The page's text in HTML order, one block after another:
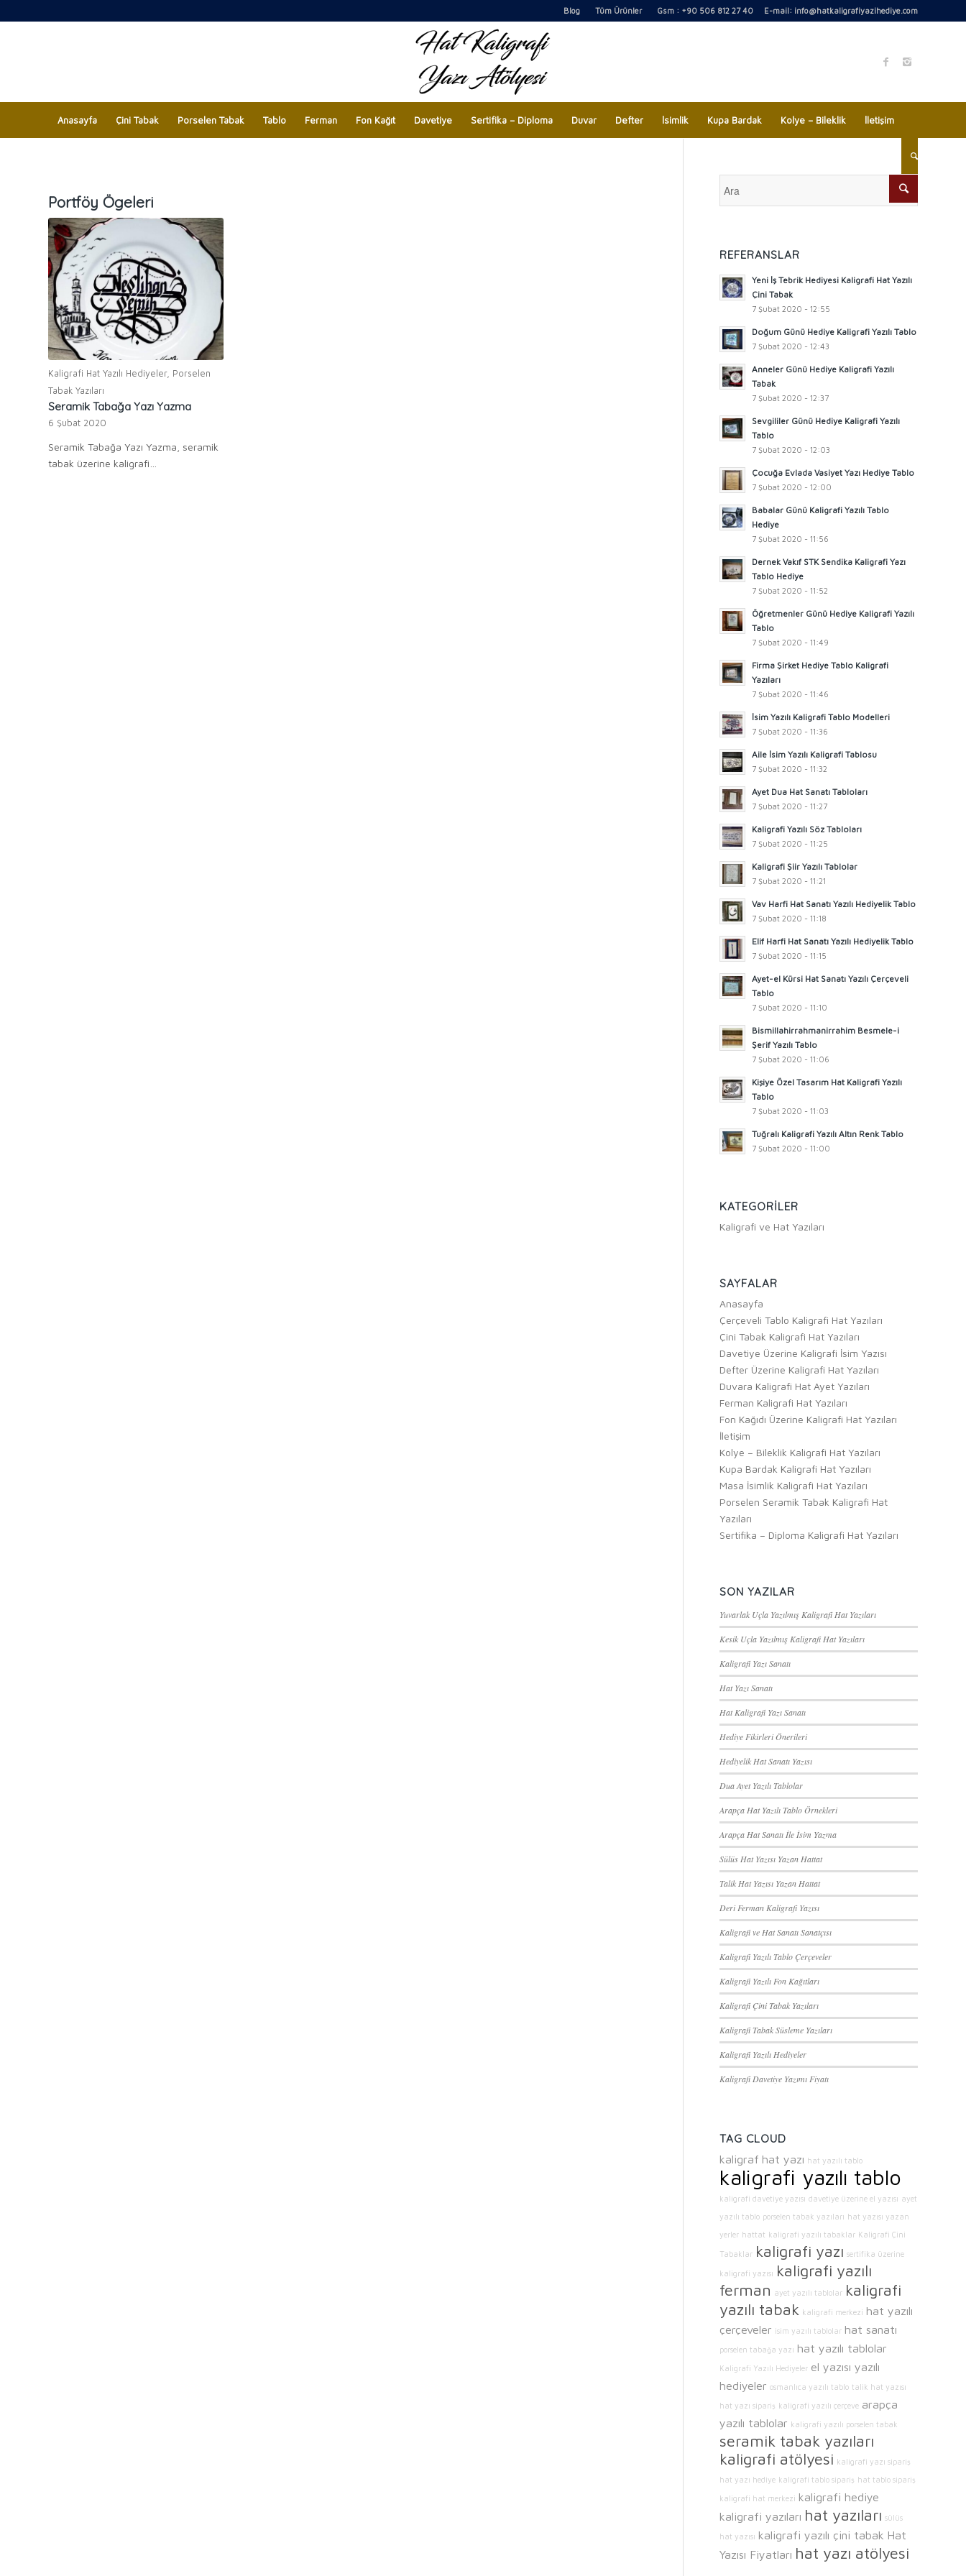
Blog Tüm ÜrünlerGsm : +90 506 812 27 40 E-mail: info@hatkaligrafiyazihediye.com
Anasayfa Çini Tabak Porselen Tabak Tablo Ferman Fon Kağıt Davetiye Sertifika – Diploma Duvar Defter İsimlik Kupa Bardak Kolye – Bileklik İletişim
Portföy Ögeleri
Kaligrafi Hat Yazılı Hediyeler, Porselen
Tabak Yazıları
Seramik Tabağa Yazı Yazma
6 Şubat 2020
Seramik Tabağa Yazı Yazma, seramik
tabak üzerine kaligrafi…
REFERANSLAR
Yeni İş Tebrik Hediyesi Kaligrafi Hat Yazılı
Çini Tabak
7 Şubat 2020 - 12:55
Doğum Günü Hediye Kaligrafi Yazılı Tablo
7 Şubat 2020 - 12:43
Anneler Günü Hediye Kaligrafi Yazılı
Tabak
7 Şubat 2020 - 12:37
Sevgililer Günü Hediye Kaligrafi Yazılı
Tablo
7 Şubat 2020 - 12:03
Çocuğa Evlada Vasiyet Yazı Hediye Tablo
7 Şubat 2020 - 12:00
Babalar Günü Kaligrafi Yazılı Tablo
Hediye
7 Şubat 2020 - 11:56
Dernek Vakıf STK Sendika Kaligrafi Yazı
Tablo Hediye
7 Şubat 2020 - 11:52
Öğretmenler Günü Hediye Kaligrafi Yazılı
Tablo
7 Şubat 2020 - 11:49
Firma Şirket Hediye Tablo Kaligrafi
Yazıları
7 Şubat 2020 - 11:46
İsim Yazılı Kaligrafi Tablo Modelleri
7 Şubat 2020 - 11:36
Aile İsim Yazılı Kaligrafi Tablosu
7 Şubat 2020 - 11:32
Ayet Dua Hat Sanatı Tabloları
7 Şubat 2020 - 11:27
Kaligrafi Yazılı Söz Tabloları
7 Şubat 2020 - 11:25
Kaligrafi Şiir Yazılı Tablolar
7 Şubat 2020 - 11:21
Vav Harfi Hat Sanatı Yazılı Hediyelik Tablo
7 Şubat 2020 - 11:18
Elif Harfi Hat Sanatı Yazılı Hediyelik Tablo
7 Şubat 2020 - 11:15
Ayet-el Kürsi Hat Sanatı Yazılı Çerçeveli
Tablo
7 Şubat 2020 - 11:10
Bismillahirrahmanirrahim Besmele-i
Şerif Yazılı Tablo
7 Şubat 2020 - 11:06
Kişiye Özel Tasarım Hat Kaligrafi Yazılı
Tablo
7 Şubat 2020 - 11:03
Tuğralı Kaligrafi Yazılı Altın Renk Tablo
7 Şubat 2020 - 11:00
KATEGORILER
Kaligrafi ve Hat Yazıları
SAYFALAR
Anasayfa
Çerçeveli Tablo Kaligrafi Hat Yazıları
Çini Tabak Kaligrafi Hat Yazıları
Davetiye Üzerine Kaligrafi İsim Yazısı
Defter Üzerine Kaligrafi Hat Yazıları
Duvara Kaligrafi Hat Ayet Yazıları
Ferman Kaligrafi Hat Yazıları
Fon Kağıdı Üzerine Kaligrafi Hat Yazıları
İletişim
Kolye – Bileklik Kaligrafi Hat Yazıları
Kupa Bardak Kaligrafi Hat Yazıları
Masa İsimlik Kaligrafi Hat Yazıları
Porselen Seramik Tabak Kaligrafi Hat
Yazıları
Sertifika – Diploma Kaligrafi Hat Yazıları
SON YAZILAR
Yuvarlak Uçla Yazılmış Kaligrafi Hat Yazıları
Kesik Uçla Yazılmış Kaligrafi Hat Yazıları
Kaligrafi Yazı Sanatı
Hat Yazı Sanatı
Hat Kaligrafi Yazı Sanatı
Hediye Fikirleri Önerileri
Hediyelik Hat Sanatı Yazısı
Dua Ayet Yazılı Tablolar
Arapça Hat Yazılı Tablo Örnekleri
Arapça Hat Sanatı İle İsim Yazma
Sülüs Hat Yazısı Yazan Hattat
Talik Hat Yazısı Yazan Hattat
Deri Ferman Kaligrafi Yazısı
Kaligrafi ve Hat Sanatı Sanatçısı
Kaligrafi Yazılı Tablo Çerçeveler
Kaligrafi Yazılı Fon Kağıtları
Kaligrafi Çini Tabak Yazıları
Kaligrafi Tabak Süsleme Yazıları
Kaligrafi Yazılı Hediyeler
Kaligrafi Davetiye Yazımı Fiyatı
TAG CLOUD
kaligraf hat yazı hat yazılı tablo
kaligrafi yazılı tablo
kaligrafi davetiye yazısı davetiye üzerine el yazısı ayet
yazılı tablo porselen tabak yazıları hat yazısı yazan
yerler hattat kaligrafi yazılı tabaklar Kaligrafi Çini
Tabaklar kaligrafi yazı sertifika üzerine
kaligrafi yazısı kaligrafi yazılı
ferman ayet yazılı tablolar kaligrafi
yazılı tabak kaligrafi merkezi hat yazılı
çerçeveler isim yazılı tablolar hat sanatı
porselen tabağa yazı hat yazılı tablolar
Kaligrafi Yazılı Hediyeler el yazısı yazılı
hediyeler osmanlıca yazılı tablo talik hat yazısı
hat yazı sipariş kaligrafi yazılı çerçeve arapça
yazılı tablolar kaligrafi yazılı porselen tabak
seramik tabak yazıları
kaligrafi atölyesi kaligrafi yazı sipariş
hat yazı hediye kaligrafi tablo sipariş hat tablo sipariş
kaligrafi hat merkezi kaligrafi hediye
kaligrafi yazıları hat yazıları sülüs
hat yazısı kaligrafi yazılı çini tabak Hat
Yazısı Fiyatları hat yazı atölyesi